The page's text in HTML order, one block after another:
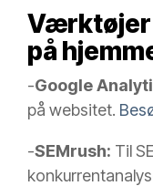
Værktøjer
på
-Google
på websitet.
-SEMrush: Til